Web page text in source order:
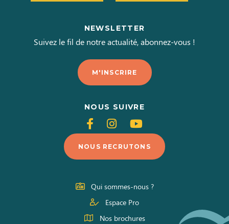
NEWSLETTER
Suivez le fil de notre actualité, abonnez-vous !
M'INSCRIRE
NOUS SUIVRE
Suivez-
nous
sur
Facebook
Suivez-
nous
sur
Instagram
Suivez-
nous
sur
Youtube
NOUS RECRUTONS
Qui sommes-nous ?
Espace Pro
Nos brochures